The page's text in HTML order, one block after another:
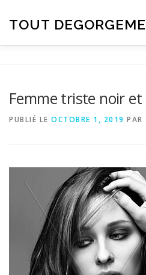
TOUT
Femme triste noir et
PUBLIÉ LE OCTOBRE 1, 2019 PAR